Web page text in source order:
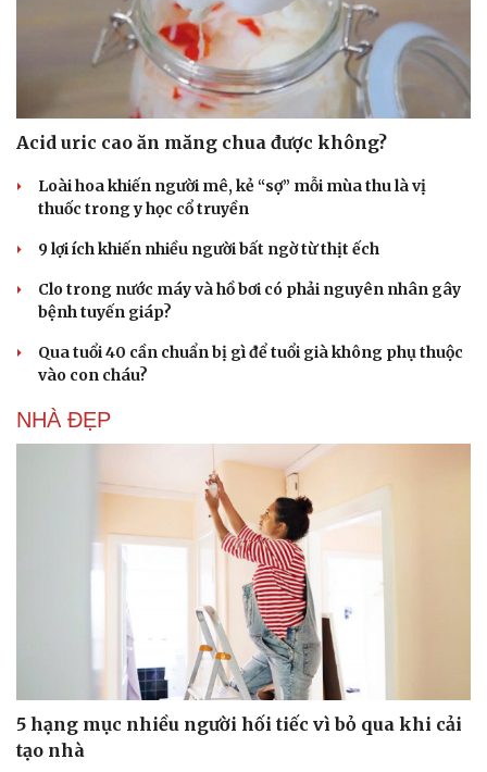
Acid uric cao ăn măng chua được không?
Loài hoa khiến người mê, kẻ “sợ” mỗi mùa thu là vị
thuốc trong y học cổ truyền
9 lợi ích khiến nhiều người bất ngờ từ thịt ếch
Clo trong nước máy và hồ bơi có phải nguyên nhân gây
bệnh tuyến giáp?
Qua tuổi 40 cần chuẩn bị gì để tuổi già không phụ thuộc
vào con cháu?
NHÀ ĐẸP
5 hạng mục nhiều người hối tiếc vì bỏ qua khi cải
tạo nhà